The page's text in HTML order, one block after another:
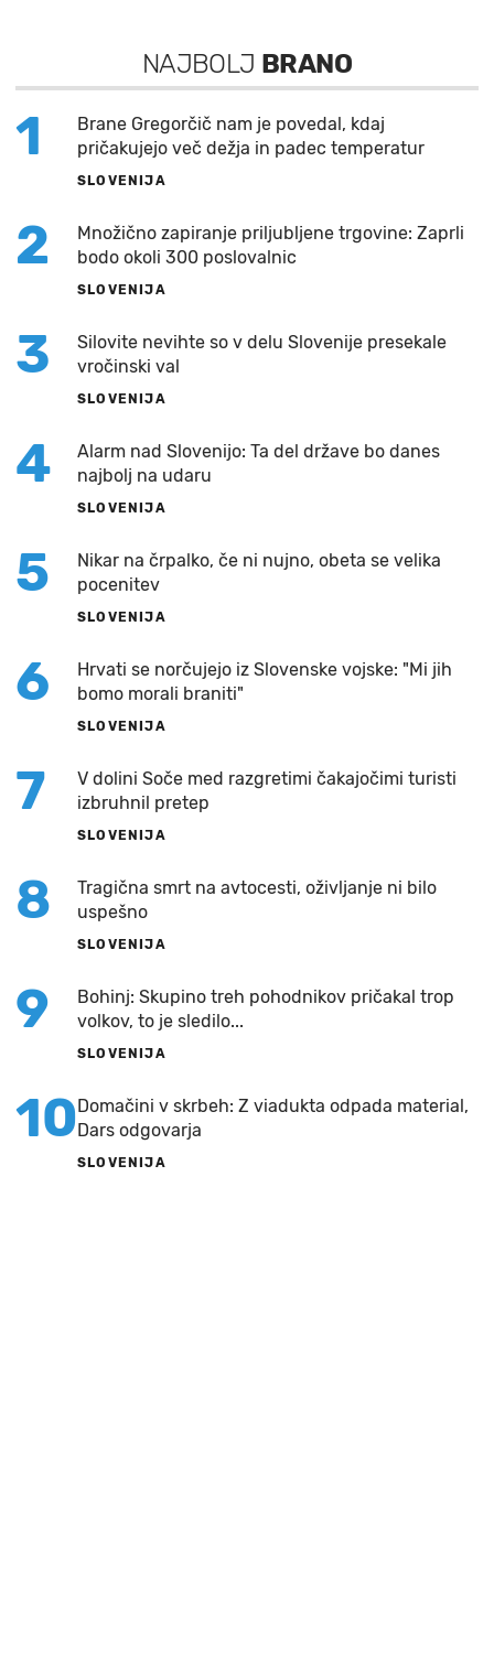
NAJBOLJ BRANO
1
Brane Gregorčič nam je povedal, kdaj
pričakujejo več dežja in padec temperatur
SLOVENIJA
2
Množično zapiranje priljubljene trgovine: Zaprli
bodo okoli 300 poslovalnic
SLOVENIJA
3
Silovite nevihte so v delu Slovenije presekale
vročinski val
SLOVENIJA
4
Alarm nad Slovenijo: Ta del države bo danes
najbolj na udaru
SLOVENIJA
5
Nikar na črpalko, če ni nujno, obeta se velika
pocenitev
SLOVENIJA
6
Hrvati se norčujejo iz Slovenske vojske: "Mi jih
bomo morali braniti"
SLOVENIJA
7
V dolini Soče med razgretimi čakajočimi turisti
izbruhnil pretep
SLOVENIJA
8
Tragična smrt na avtocesti, oživljanje ni bilo
uspešno
SLOVENIJA
9
Bohinj: Skupino treh pohodnikov pričakal trop
volkov, to je sledilo...
SLOVENIJA
10Domačini v skrbeh: Z viadukta odpada material,
Dars odgovarja
SLOVENIJA